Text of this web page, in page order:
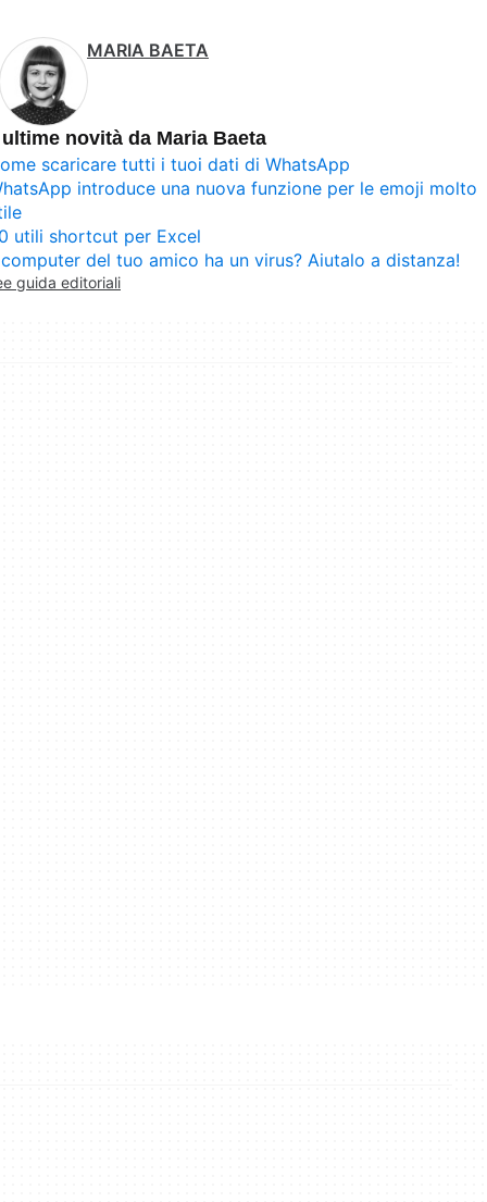
MARIA BAETA
novità da Maria Baeta
scaricare tutti i tuoi dati di WhatsApp
introduce una nuova funzione per le emoji molto
utili shortcut per Excel
del tuo amico ha un virus? Aiutalo a distanza!
guida editoriali